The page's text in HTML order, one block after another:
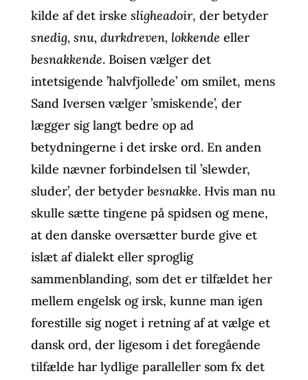
kilde af det irske sligheadoir, der betyder
snedig, snu, durkdreven, lokkende eller
besnakkende. Boisen vælger det
intetsigende ’halvfjollede’ om smilet, mens
Sand Iversen vælger ’smiskende’, der
lægger sig langt bedre op ad
betydningerne i det irske ord. En anden
kilde nævner forbindelsen til ’slewder,
sluder’, der betyder besnakke. Hvis man nu
skulle sætte tingene på spidsen og mene,
at den danske oversætter burde give et
islæt af dialekt eller sproglig
sammenblanding, som det er tilfældet her
mellem engelsk og irsk, kunne man igen
forestille sig noget i retning af at vælge et
dansk ord, der ligesom i det foregående
tilfælde har lydlige paralleller som fx det